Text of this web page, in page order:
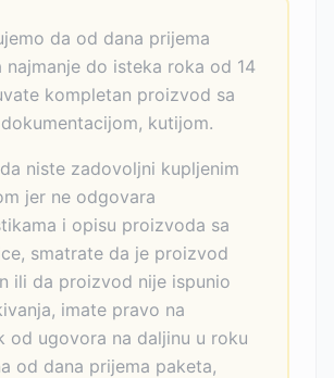
da od dana prijema
najmanje do isteka roka od 14
kompletan proizvod sa
kutijom.
niste zadovoljni kupljenim
jer ne odgovara
i opisu proizvoda sa
smatrate da je proizvod
ili da proizvod nije ispunio
imate pravo na
od ugovora na daljinu u roku
od dana prijema paketa,